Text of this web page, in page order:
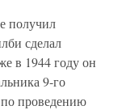
получил
сделал
в 1944 году он
9-го
по проведению